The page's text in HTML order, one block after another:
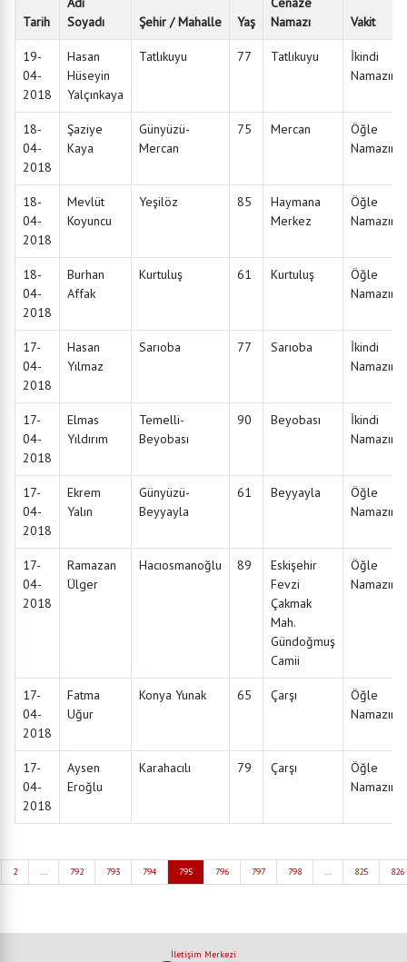
Tarih
Soyadı
Şehir / Mahalle Yaş
Namazı
Vakit
19-
04-
2018
Hasan
Hüseyin
Yalçınkaya
Tatlıkuyu 77 Tatlıkuyu
İkindi
18-
04-
2018
Şaziye
Kaya
Günyüzü-
Mercan
75 Mercan
Öğle
18-
04-
2018
Mevlüt
Koyuncu
Yeşilöz 85
Haymana
Merkez
Öğle
18-
04-
2018
Burhan
Affak
Kurtuluş 61 Kurtuluş
Öğle
17-
04-
2018
Hasan
Yılmaz
Sarıoba 77 Sarıoba
İkindi
17-
04-
2018
Elmas
Yıldırım
Temelli-
Beyobası
90 Beyobası
İkindi
17-
04-
2018
Ekrem
Yalın
Günyüzü-
Beyyayla
61 Beyyayla
Öğle
17-
04-
2018
Ramazan
Ülger
Hacıosmanoğlu 89
Eskişehir
Fevzi
Çakmak
Mah.
Gündoğmuş
Camii
Öğle
17-
04-
2018
Fatma
Uğur
Konya Yunak 65 Çarşı
Öğle
17-
04-
2018
Aysen
Eroğlu
Karahacılı 79 Çarşı
Öğle
2 ... 792 793 794 795 796 797 798 ... 825 826
İletişim Merkezi